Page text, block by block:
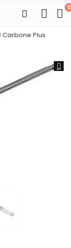
0
Carbone Plus